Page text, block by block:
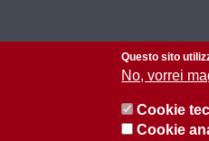
Questo sito
No, vorrei
Cookie
Cookie